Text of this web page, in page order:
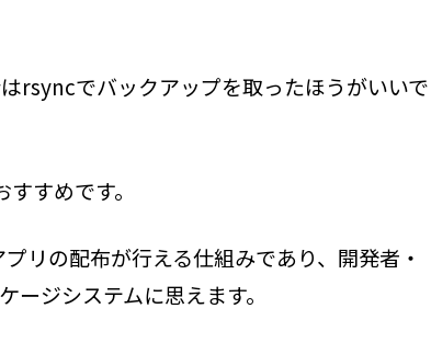
rsyncでバックアップを取ったほうがいいで
すめです。
リの配布が行える仕組みであり、開発者・
ジシステムに思えます。